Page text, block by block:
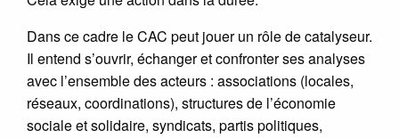
Dans ce cadre le CAC peut jouer un rôle de catalyseur.
Il entend s’ouvrir, échanger et confronter ses analyses
avec l’ensemble des acteurs : associations (locales,
réseaux, coordinations), structures de l’économie
sociale et solidaire, syndicats, partis politiques,